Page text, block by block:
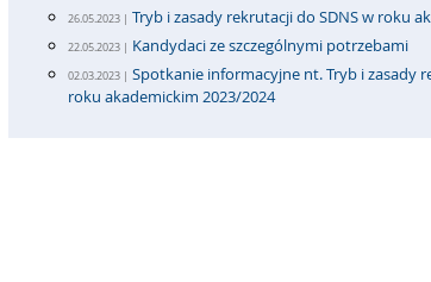
26.05.2023 | Tryb i zasady rekrutacji do SDNS w roku
22.05.2023 | Kandydaci ze szczególnymi potrzebami
02.03.2023 | Spotkanie informacyjne nt. Tryb i zasady
roku akademickim 2023/2024